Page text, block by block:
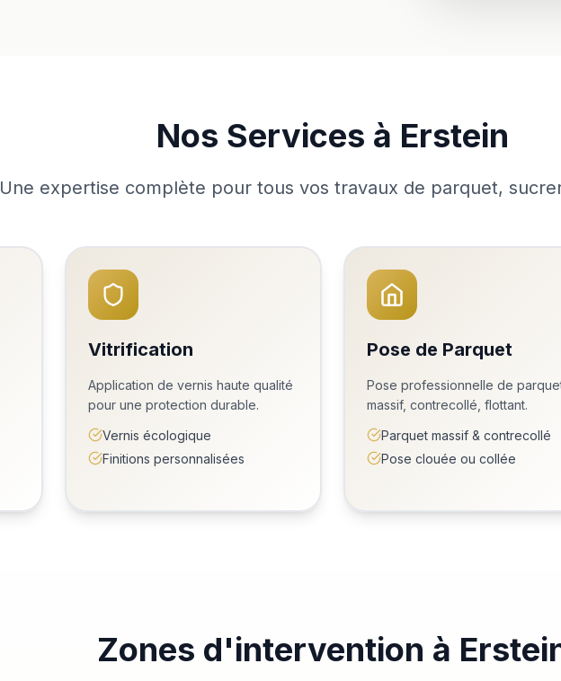
Nos Services à Erstein
Une expertise complète pour tous vos travaux de parquet,
Vitrification
Application de vernis haute qualité
pour une protection durable.
Vernis écologique
Finitions personnalisées
Pose de Parquet
Pose professionnelle de
massif, contrecollé, flottant.
Parquet massif & contrecollé
Pose clouée ou collée
Zones d'intervention à